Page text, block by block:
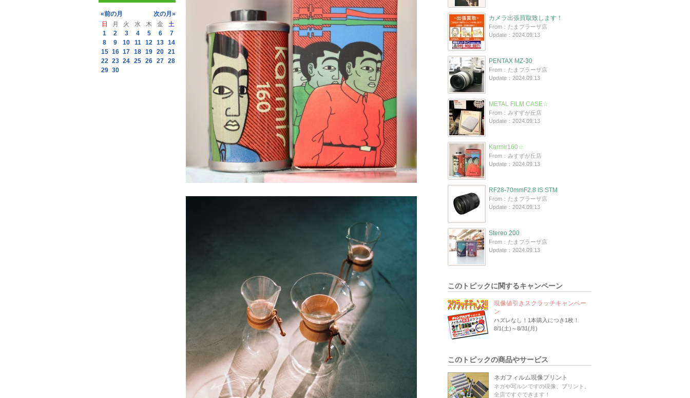
«前の月
次の月»
日
月 火 水 木 金
土
1
2 3 4 5 6
7
8
9 10 11 12 13 14
15 16 17 18 19 20 21
22 23 24 25 26 27 28
29 30
カメラ出張買取致します！
From：たまプラーザ店
Update：2024.09.13
PENTAX MZ-30
From：たまプラーザ店
Update：2024.09.13
METAL FILM CASE☆
From：みすずが丘店
Update：2024.09.13
Karmir160☆
From：みすずが丘店
Update：2024.09.13
RF28-70mmF2.8 IS STM
From：たまプラーザ店
Update：2024.09.13
Stereo 200
From：たまプラーザ店
Update：2024.09.13
このトピックに関するキャンペーン
現像値引きスクラッチキャンペー
ン
ハズレなし！1本購入につき1枚！
8/1(土)～8/31(月)
このトピックの商品やサービス
ネガフィルム現像プリント
ネガや写ルンですの現像、プリント。
全店ですぐできます！